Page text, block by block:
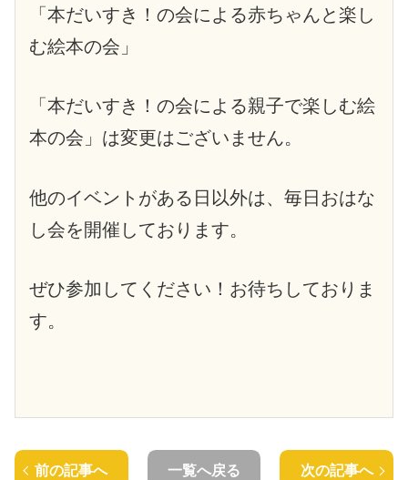
「本だいすき！の会による赤ちゃんと楽し
む絵本の会」
「本だいすき！の会による親子で楽しむ絵
本の会」は変更はございません。
他のイベントがある日以外は、毎日おはな
し会を開催しております。
ぜひ参加してください！お待ちしておりま
す。
前の記事へ 一覧へ戻る 次の記事へ